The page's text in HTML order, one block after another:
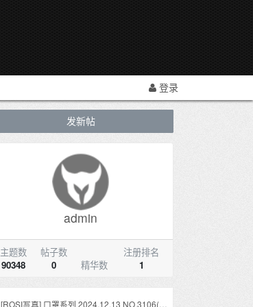
登录
发新帖
admin
主题数
90348
帖子数
0
精华数
注册排名
1
[ROSI写真] 口罩系列 2024.12.13 NO.3106(73P)